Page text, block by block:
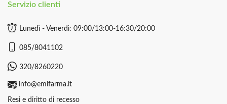
Servizio clienti
Lunedì - Venerdì: 09:00/13:00-16:30/20:00
085/8041102
320/8260220
info@emifarma.it
Resi e diritto di recesso